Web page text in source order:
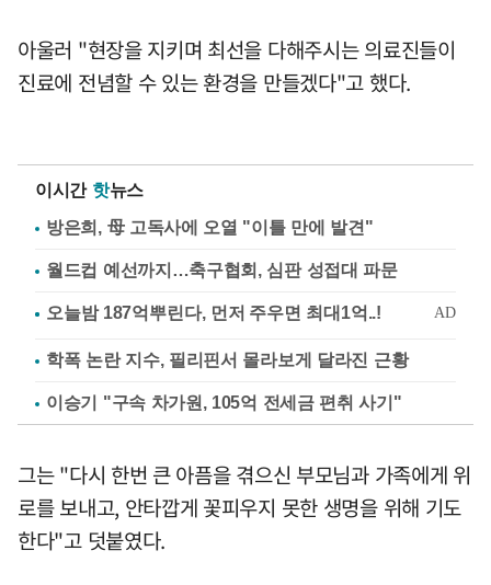
아울러 "현장을 지키며 최선을 다해주시는 의료진들이
진료에 전념할 수 있는 환경을 만들겠다"고 했다.
이시간 핫뉴스
방은희, 母 고독사에 오열 "이틀 만에 발견"
월드컵 예선까지…축구협회, 심판 성접대 파문
학폭 논란 지수, 필리핀서 몰라보게 달라진 근황
이승기 "구속 차가원, 105억 전세금 편취 사기"
그는 "다시 한번 큰 아픔을 겪으신 부모님과 가족에게 위
로를 보내고, 안타깝게 꽃피우지 못한 생명을 위해 기도
한다"고 덧붙였다.